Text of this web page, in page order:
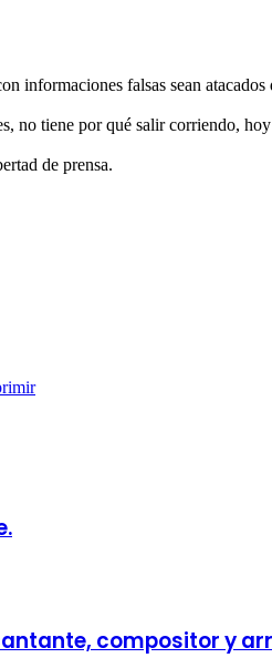
falsas sean
tiene por qué salir corriendo,
de prensa.
compositor y